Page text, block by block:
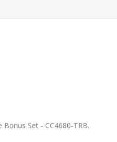
Set - CC4680-TRB.